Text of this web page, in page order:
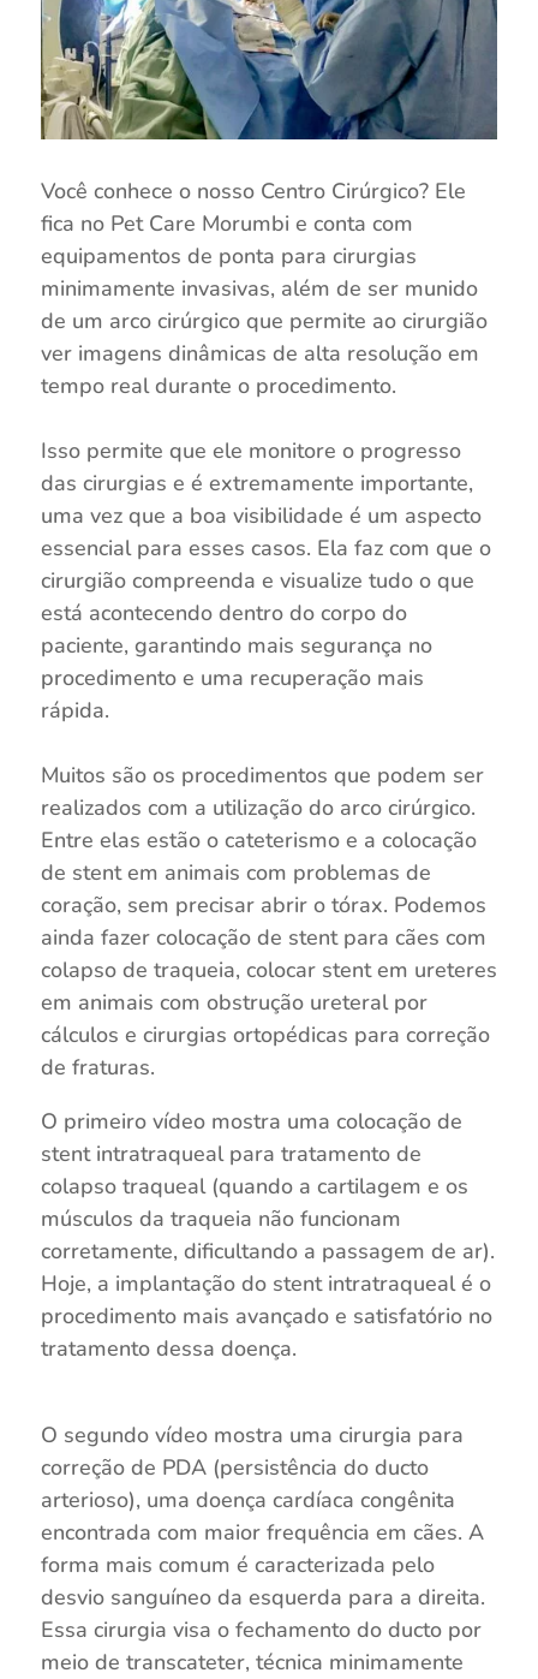
Você conhece o nosso Centro Cirúrgico? Ele
fica no Pet Care Morumbi e conta com
equipamentos de ponta para cirurgias
minimamente invasivas, além de ser munido
de um arco cirúrgico que permite ao cirurgião
ver imagens dinâmicas de alta resolução em
tempo real durante o procedimento.
Isso permite que ele monitore o progresso
das cirurgias e é extremamente importante,
uma vez que a boa visibilidade é um aspecto
essencial para esses casos. Ela faz com que o
cirurgião compreenda e visualize tudo o que
está acontecendo dentro do corpo do
paciente, garantindo mais segurança no
procedimento e uma recuperação mais
rápida.
Muitos são os procedimentos que podem ser
realizados com a utilização do arco cirúrgico.
Entre elas estão o cateterismo e a colocação
de stent em animais com problemas de
coração, sem precisar abrir o tórax. Podemos
ainda fazer colocação de stent para cães com
colapso de traqueia, colocar stent em ureteres
em animais com obstrução ureteral por
cálculos e cirurgias ortopédicas para correção
de fraturas.
O primeiro vídeo mostra uma colocação de
stent intratraqueal para tratamento de
colapso traqueal (quando a cartilagem e os
músculos da traqueia não funcionam
corretamente, dificultando a passagem de ar).
Hoje, a implantação do stent intratraqueal é o
procedimento mais avançado e satisfatório no
tratamento dessa doença.
O segundo vídeo mostra uma cirurgia para
correção de PDA (persistência do ducto
arterioso), uma doença cardíaca congênita
encontrada com maior frequência em cães. A
forma mais comum é caracterizada pelo
desvio sanguíneo da esquerda para a direita.
Essa cirurgia visa o fechamento do ducto por
meio de transcateter, técnica minimamente